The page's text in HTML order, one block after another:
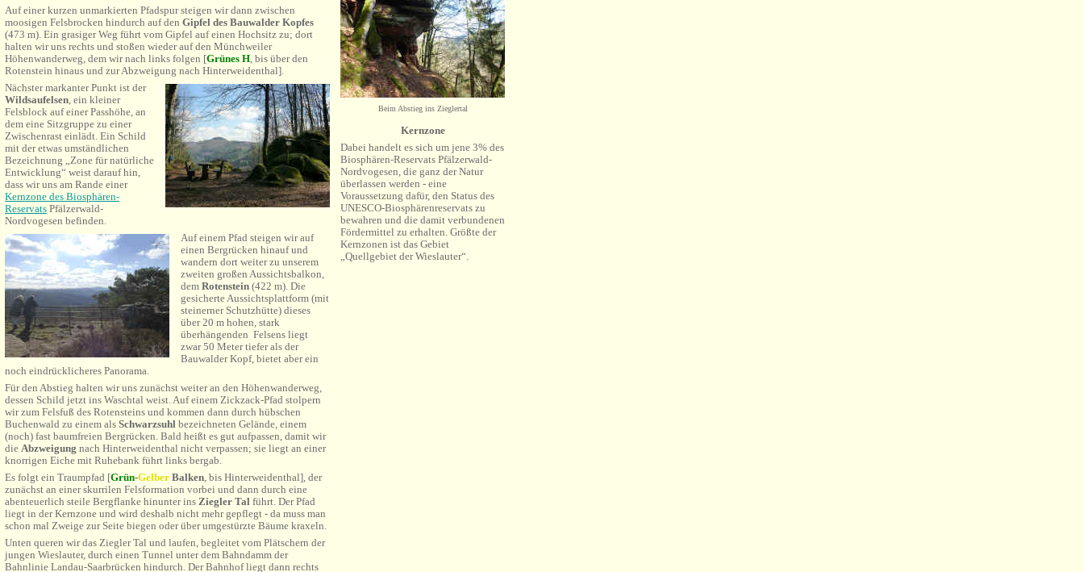
Auf einer kurzen unmarkierten Pfadspur steigen wir dann zwischen
moosigen Felsbrocken hindurch auf den Gipfel des Bauwalder Kopfes
(473 m). Ein grasiger Weg führt vom Gipfel auf einen Hochsitz zu; dort
halten wir uns rechts und stoßen wieder auf den Münchweiler
Höhenwanderweg, dem wir nach links folgen [Grünes H, bis über den
Rotenstein hinaus und zur Abzweigung nach Hinterweidenthal].
Nächster markanter Punkt ist der
Wildsaufelsen, ein kleiner
Felsblock auf einer Passhöhe, an
dem eine Sitzgruppe zu einer
Zwischenrast einlädt. Ein Schild
mit der etwas umständlichen
Bezeichnung „Zone für natürliche
Entwicklung“ weist darauf hin,
dass wir uns am Rande einer
Kernzone des Biosphären-
Reservats Pfälzerwald-
Nordvogesen befinden.
Auf einem Pfad steigen wir auf
einen Bergrücken hinauf und
wandern dort weiter zu unserem
zweiten großen Aussichtsbalkon,
dem Rotenstein (422 m). Die
gesicherte Aussichtsplattform (mit
steinerner Schutzhütte) dieses
über 20 m hohen, stark
überhängenden Felsens liegt
zwar 50 Meter tiefer als der
Bauwalder Kopf, bietet aber ein
noch eindrücklicheres Panorama.
Für den Abstieg halten wir uns zunächst weiter an den Höhenwanderweg,
dessen Schild jetzt ins Waschtal weist. Auf einem Zickzack-Pfad stolpern
wir zum Felsfuß des Rotensteins und kommen dann durch hübschen
Buchenwald zu einem als Schwarzsuhl bezeichneten Gelände, einem
(noch) fast baumfreien Bergrücken. Bald heißt es gut aufpassen, damit wir
die Abzweigung nach Hinterweidenthal nicht verpassen; sie liegt an einer
knorrigen Eiche mit Ruhebank führt links bergab.
Es folgt ein Traumpfad [Grün-Gelber Balken, bis Hinterweidenthal], der
zunächst an einer skurrilen Felsformation vorbei und dann durch eine
abenteuerlich steile Bergflanke hinunter ins Ziegler Tal führt. Der Pfad
liegt in der Kernzone und wird deshalb nicht mehr gepflegt - da muss man
schon mal Zweige zur Seite biegen oder über umgestürzte Bäume kraxeln.
Unten queren wir das Ziegler Tal und laufen, begleitet vom Plätschern der
jungen Wieslauter, durch einen Tunnel unter dem Bahndamm der
Bahnlinie Landau-Saarbrücken hindurch. Der Bahnhof liegt dann rechts
Beim Abstieg ins Zieglertal
Kernzone
Dabei handelt es sich um jene 3% des
Biosphären-Reservats Pfälzerwald-
Nordvogesen, die ganz der Natur
überlassen werden - eine
Voraussetzung dafür, den Status des
UNESCO-Biosphärenreservats zu
bewahren und die damit verbundenen
Fördermittel zu erhalten. Größte der
Kernzonen ist das Gebiet
„Quellgebiet der Wieslauter“.